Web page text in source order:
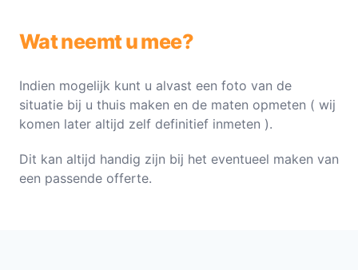
Wat neemt u mee?
Indien mogelijk kunt u alvast een foto van de
situatie bij u thuis maken en de maten opmeten ( wij
komen later altijd zelf definitief inmeten ).
Dit kan altijd handig zijn bij het eventueel maken van
een passende offerte.